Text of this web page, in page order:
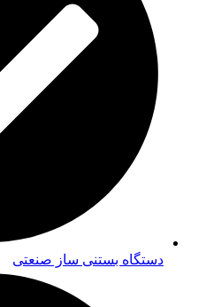
دستگاه بستنی ساز صنعتی